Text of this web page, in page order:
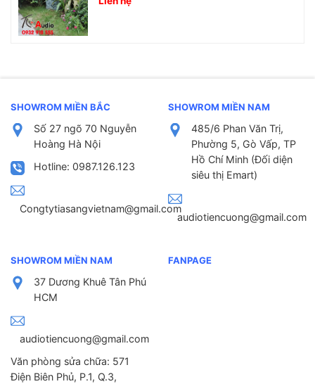
SHOWROM MIỀN BẮC
Số 27 ngõ 70 Nguyễn
Hoàng Hà Nội
Hotline: 0987.126.123
Congtytiasangvietnam@gmail.com
SHOWROM MIỀN NAM
485/6 Phan Văn Trị,
Phường 5, Gò Vấp, TP
Hồ Chí Minh (Đối diện
siêu thị Emart)
audiotiencuong@gmail.com
SHOWROM MIỀN NAM
37 Dương Khuê Tân Phú
HCM
audiotiencuong@gmail.com
Văn phòng sửa chữa: 571
Điện Biên Phủ, P.1, Q.3,
FANPAGE